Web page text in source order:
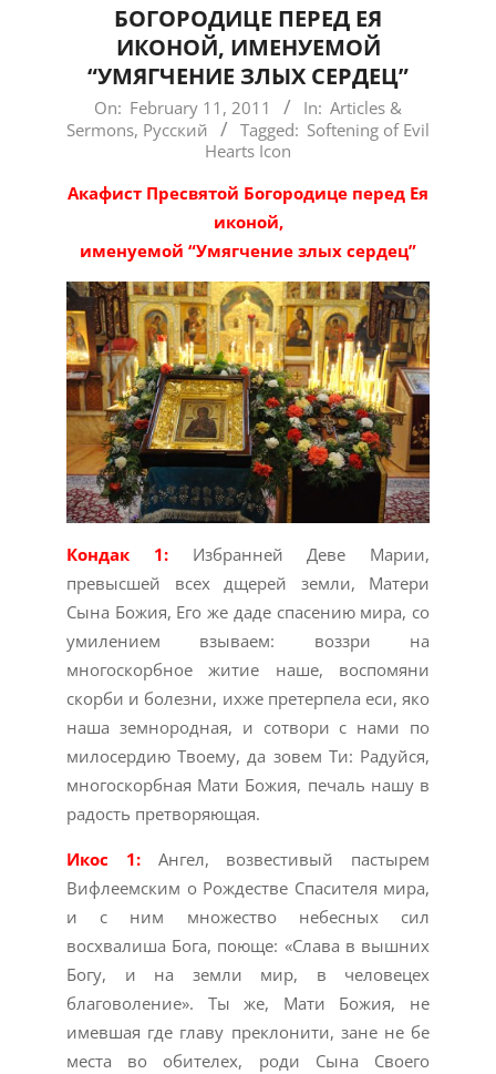
БОГОРОДИЦЕ ПЕРЕД ЕЯ
ИКОНОЙ, ИМЕНУЕМОЙ
“УМЯГЧЕНИЕ ЗЛЫХ СЕРДЕЦ”
2011-
02-
On: February 11, 2011 In: Articles &
Sermons, Русский Tagged: Softening of Evil
Hearts Icon
Акафист Пресвятой Богородице перед Ея
иконой,
именуемой “Умягчение злых сердец”
Кондaк 1:
Избранней Деве Марии,
превысшей всех дщерей земли, Матери
Сына Божия, Его же даде спасению мира, со
умилением взываем: воззри на
многоскорбное житие наше, воспомяни
скорби и болезни, ихже претерпела еси, яко
наша земнородная, и сотвори с нами по
милосердию Твоему, да зовем Ти: Радуйся,
многоскорбная Мати Божия, печаль нашу в
радость претворяющая.
Икос 1:Ангел, возвестивый пастырем
Вифлеемским о Рождестве Спасителя мира,
и с ним множество небесных сил
восхвалиша Бога, поюще: «Слава в вышних
Богу, и на земли мир, в человецех
благоволение». Ты же, Мати Божия, не
имевшая где главу преклонити, зане не бе
места во обителех, роди Сына Своего